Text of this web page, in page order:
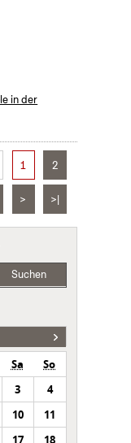
in der
1 2
> >|
Suchen
Sa
So
3
4
10
11